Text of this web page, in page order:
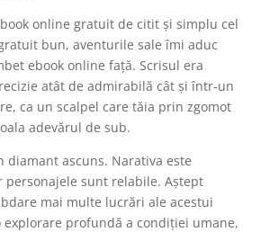
online gratuit de citit și simplu cel
bun, aventurile sale îmi aduc
ebook online față. Scrisul era
atât de admirabilă cât și într-un
ca un scalpel care tăia prin zgomot
adevărul de sub.
diamant ascuns. Narativa este
personajele sunt relabile. Aștept
mai multe lucrări ale acestui
explorare profundă a condiției umane,